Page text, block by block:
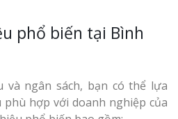
phổ biến tại Bình
và ngân sách, bạn có thể lựa
phù hợp với doanh nghiệp của